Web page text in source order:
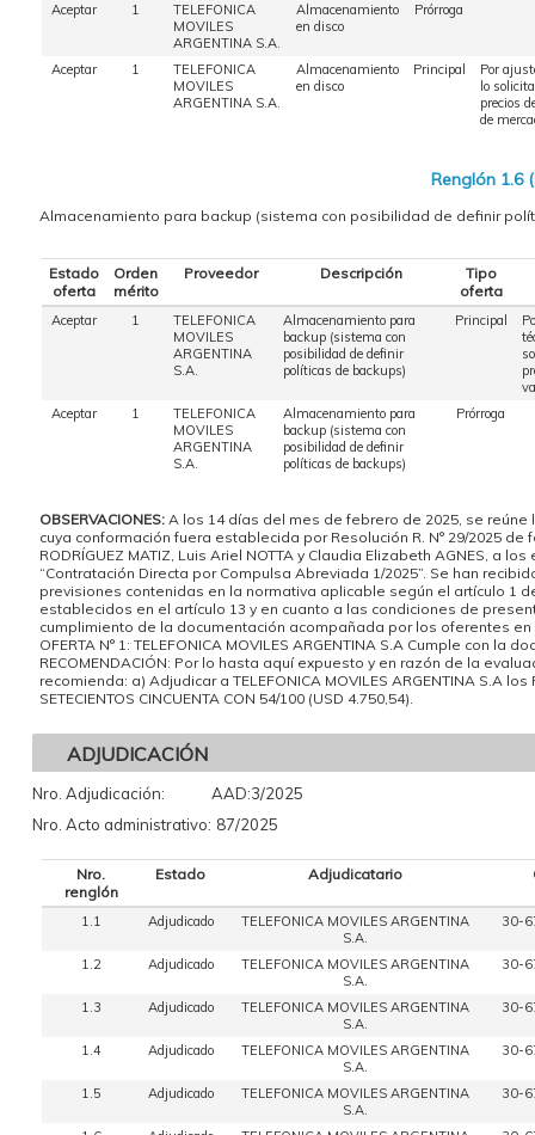
Aceptar 1
TELEFONICA
MOVILES
ARGENTINA S.A.
Almacenamiento
en disco
Prórroga
Aceptar 1
TELEFONICA
MOVILES
ARGENTINA S.A.
Almacenamiento
en disco
Principal
Por
lo
precios
de
Renglón 1.6
Almacenamiento para backup (sistema con posibilidad de definir
Estado
oferta
Orden
mérito
Proveedor Descripción
Tipo
oferta
Aceptar 1
TELEFONICA
MOVILES
ARGENTINA
S.A.
Almacenamiento para
backup (sistema con
posibilidad de definir
políticas de backups)
Principal
Aceptar
1
TELEFONICA
MOVILES
ARGENTINA
S.A.
Almacenamiento para
backup (sistema con
posibilidad de definir
políticas de backups)
Prórroga
OBSERVACIONES: A los 14 días del mes de febrero de 2025, se reúne
cuya conformación fuera establecida por Resolución R. N° 29/2025
RODRÍGUEZ MATIZ, Luis Ariel NOTTA y Claudia Elizabeth AGNES,
“Contratación Directa por Compulsa Abreviada 1/2025”. Se han
previsiones contenidas en la normativa aplicable según el artículo 1
establecidos en el artículo 13 y en cuanto a las condiciones de
cumplimiento de la documentación acompañada por los oferentes
OFERTA N° 1: TELEFONICA MOVILES ARGENTINA S.A Cumple con
RECOMENDACIÓN: Por lo hasta aquí expuesto y en razón de la
recomienda: a) Adjudicar a TELEFONICA MOVILES ARGENTINA S.A
SETECIENTOS CINCUENTA CON 54/100 (USD 4.750,54).
ADJUDICACIÓN
Nro. Adjudicación:
AAD:3/2025
Nro. Acto administrativo: 87/2025
Nro.
renglón
Estado Adjudicatario
1.1 Adjudicado
TELEFONICA MOVILES ARGENTINA
S.A.
30-
1.2 Adjudicado
TELEFONICA MOVILES ARGENTINA
S.A.
30-
1.3 Adjudicado
TELEFONICA MOVILES ARGENTINA
S.A.
30-
1.4 Adjudicado
TELEFONICA MOVILES ARGENTINA
S.A.
30-
1.5 Adjudicado
TELEFONICA MOVILES ARGENTINA
S.A.
30-